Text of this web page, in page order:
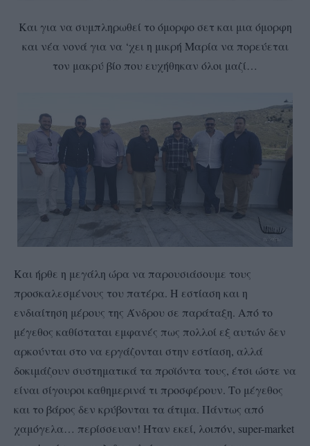
Και για να συμπληρωθεί το όμορφο σετ και μια όμορφη
και νέα νονά για να ‘χει η μικρή Μαρία να πορεύεται
τον μακρύ βίο που ευχήθηκαν όλοι μαζί…
Και ήρθε η μεγάλη ώρα να παρουσιάσουμε τους
προσκαλεσμένους του πατέρα. Η εστίαση και η
ενδιαίτηση μέρους της Άνδρου σε παράταξη. Από το
μέγεθος καθίσταται εμφανές πως πολλοί εξ αυτών δεν
αρκούνται στο να εργάζονται στην εστίαση, αλλά
δοκιμάζουν συστηματικά τα προϊόντα τους, έτσι ώστε να
είναι σίγουροι καθημερινά τι προσφέρουν. Το μέγεθος
και το βάρος δεν κρύβονται τα άτιμα. Πάντως από
χαμόγελα… περίσσευαν! Ήταν εκεί, λοιπόν, super-market